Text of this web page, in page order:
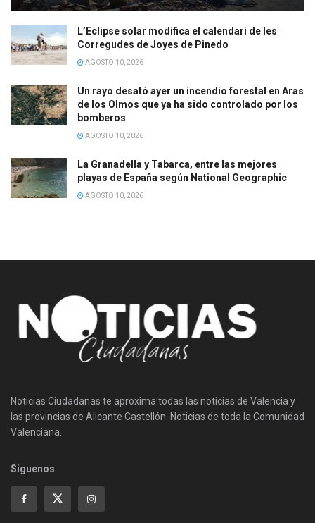
L’Eclipse solar modifica el calendari de les
Corregudes de Joyes de Pinedo
AGOSTO 10, 2026
Un rayo desató ayer un incendio forestal en Aras
de los Olmos que ya ha sido controlado por los
bomberos
AGOSTO 10, 2026
La Granadella y Tabarca, entre las mejores
playas de España según National Geographic
AGOSTO 10, 2026
Noticias Ciudadanas te aproxima todas las noticias de Valencia y
las provincias de Alicante Castellón. Noticias de toda la Comunidad
Valenciana.
Siguenos